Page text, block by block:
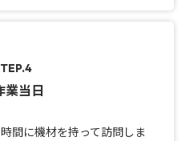
業当日
間に機材を持って訪問しま